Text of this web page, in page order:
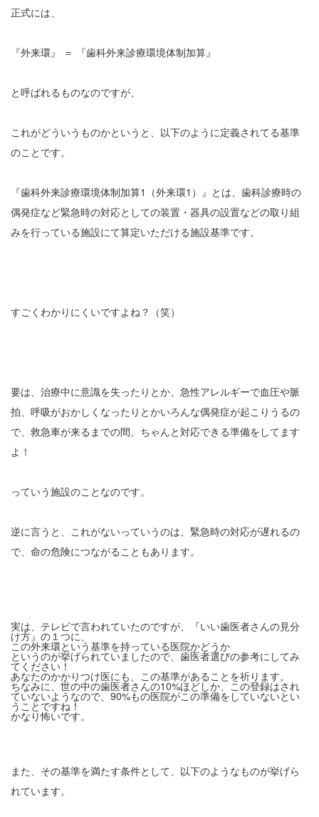
正式には、
『外来環』 ＝ 『歯科外来診療環境体制加算』
と呼ばれるものなのですが、
これがどういうものかというと、以下のように定義されてる基準
のことです。
『歯科外来診療環境体制加算1（外来環1）』とは、歯科診療時の
偶発症など緊急時の対応としての装置・器具の設置などの取り組
みを行っている施設にて算定いただける施設基準です。
すごくわかりにくいですよね？（笑）
要は、治療中に意識を失ったりとか、急性アレルギーで血圧や脈
拍、呼吸がおかしくなったりとかいろんな偶発症が起こりうるの
で、救急車が来るまでの間、ちゃんと対応できる準備をしてます
よ！
っていう施設のことなのです。
逆に言うと、これがないっていうのは、緊急時の対応が遅れるの
で、命の危険につながることもあります。
実は、テレビで言われていたのですが、『いい歯医者さんの見分
け方』の１つに、
この外来環という基準を持っている医院かどうか
というのが挙げられていましたので、歯医者選びの参考にしてみ
てください！
あなたのかかりつけ医にも、この基準があることを祈ります。
ちなみに、世の中の歯医者さんの10%ほどしか、この登録はされ
ていないようなので、90%もの医院がこの準備をしていないとい
うことですね！
かなり怖いです。
また、その基準を満たす条件として、以下のようなものが挙げら
れています。